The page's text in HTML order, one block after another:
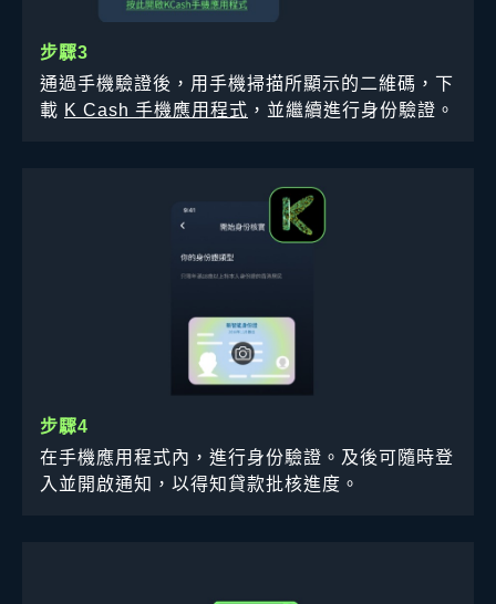
步驟3
通過手機驗證後，用手機掃描所顯示的二維碼，下
載 K Cash 手機應用程式 ，並繼續進行身份驗證。
步驟4
在手機應用程式內，進行身份驗證。及後可隨時登
入並開啟通知，以得知貸款批核進度。